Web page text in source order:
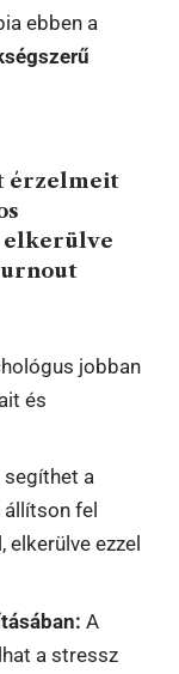
ebben a
érzelmeit
elkerülve
jobban
és
segíthet a
fel
ezzel
A
a stressz